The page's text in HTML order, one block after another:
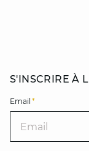
S'INSCRIRE À
Email *